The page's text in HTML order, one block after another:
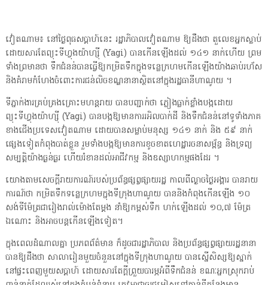
វៀតណាម៖ នៅថ្ងៃពុធសប្តាហ៍នេះ រដ្ឋាភិបាលវៀតណាម ឱ្យដឹងថា តួលេខអ្នកស្លាប់
ដោយសារតែព្យុះទីហ្វុងយ៉ាហ្ស៊ី (Yagi) បានកើនឡើងដល់ ១៤១ នាក់ហើយ ព្រម
ទាំងព្រមានថា ទឹកជំនន់បានធ្វើឱ្យកម្រិតទឹកក្នុងទន្លេក្រហមកើនឡើងយ៉ាងឆាប់រហ័ស
និងគំរាមកំហែងចំពោះការជន់លិចខណ្ឌនានាស្ថិតនៅក្នុងរដ្ឋធានីហាណូយ ។
ទីភ្នាក់ងារគ្រប់គ្រងគ្រោះមហន្តរាយ បានបញ្ជាក់ថា ភ្លៀងធ្លាក់ខ្លាំងបង្កដោយ
ព្យុះទីហ្វុងយ៉ាហ្ស៊ី (Yagi) បានបង្កឱ្យមានការរអិលបាក់ដី និងទឹកជំនន់នៅទូទាំងភាគ
ខាងជើងប្រទេសវៀតណាម ដោយបានសម្លាប់មនុស្ស ១៤១ នាក់ និង ៥៩ នាក់
ផ្សេងទៀតកំពុងបាត់ខ្លួន រួមទាំងបង្កឱ្យមានការខូចខាតហេដ្ឋារចនាសម្ព័ន្ធ និងទ្រព្យ
សម្បត្តិយ៉ាងធ្ងន់ធ្ងរ ហើយរំខានដល់អាជីវកម្ម និងឧស្សាហកម្មផងដែរ ។
យោងតាមសេចក្តីរាយការណ៍របស់ប្រព័ន្ធផ្សព្វផ្សាយរដ្ឋ កាលពីល្ងាចថ្ងៃអង្គារ បានរាយ
ការណ៍ថា កម្រិតទឹកទន្លេក្រហមក្នុងទីក្រុងហាណូយ បាននិងកំពុងកើនឡើង ១០
សង់ទីម៉ែត្រជារៀងរាល់ម៉ោងតែម្តង នាំឱ្យកម្ពស់ទឹក ហក់ឡើងដល់ ១០,៧ ម៉ែត្រ
ឯណោះ និងអាចបន្តកើនឡើងទៀត។
ក្នុងពេលដំណាលគ្នា ប្រភពព័ត៌មាន ក៏ដូចជារដ្ឋាភិបាល និងប្រព័ន្ធផ្សព្វផ្សាយរដ្ឋនានា
បានឱ្យដឹងថា សាលារៀនមួយចំនួននៅក្នុងទីក្រុងហាណូយ បានស្នើសិស្សឱ្យស្នាក់
នៅផ្ទះពេញមួយសប្តាហ៍ ដោយសារតែក្តីព្រួយបារម្ភអំពីទឹកជំនន់ ខណៈអ្នកស្រុករាប់